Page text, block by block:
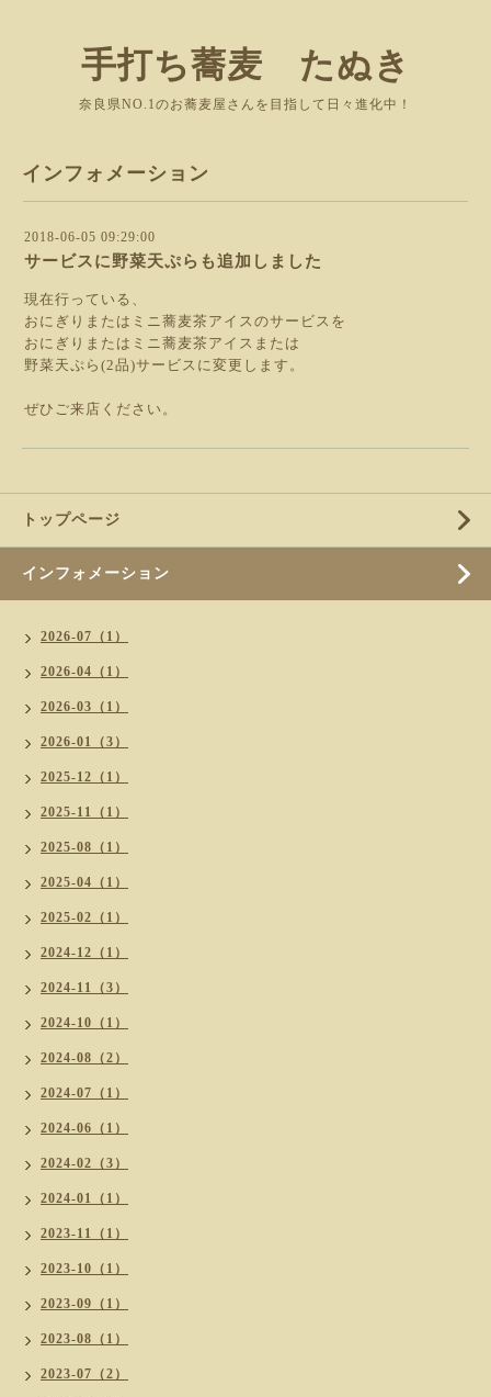
手打ち蕎麦 たぬき
奈良県NO.1のお蕎麦屋さんを目指して日々進化中！
インフォメーション
2018-06-05 09:29:00
サービスに野菜天ぷらも追加しました
現在行っている、
おにぎりまたはミニ蕎麦茶アイスのサービスを
おにぎりまたはミニ蕎麦茶アイスまたは
野菜天ぷら(2品)サービスに変更します。
ぜひご来店ください。
トップページ
インフォメーション
2026-07（1）
2026-04（1）
2026-03（1）
2026-01（3）
2025-12（1）
2025-11（1）
2025-08（1）
2025-04（1）
2025-02（1）
2024-12（1）
2024-11（3）
2024-10（1）
2024-08（2）
2024-07（1）
2024-06（1）
2024-02（3）
2024-01（1）
2023-11（1）
2023-10（1）
2023-09（1）
2023-08（1）
2023-07（2）